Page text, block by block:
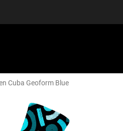
Cuba Geoform Blue